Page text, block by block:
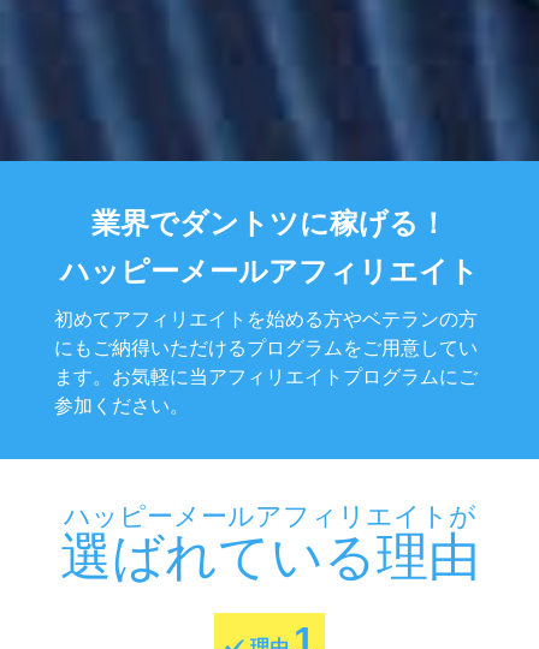
業界でダントツに稼げる！
ハッピーメールアフィリエイト
初めてアフィリエイトを始める方やベテランの方
にもご納得いただけるプログラムをご用意してい
ます。 お気軽に当アフィリエイトプログラムにご
参加ください。
ハッピーメールアフィリエイトが
選ばれている理由
1